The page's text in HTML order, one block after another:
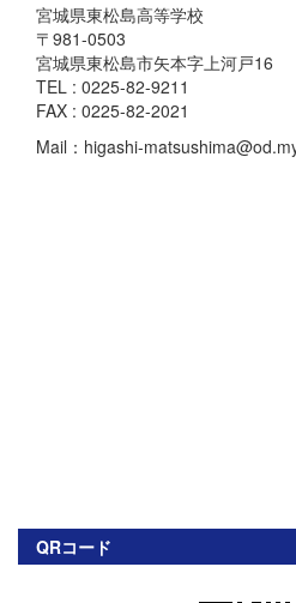
宮城県東松島高等学校
〒981-0503
宮城県東松島市矢本字上河戸16
TEL : 0225-82-9211
FAX : 0225-82-2021
Mail：higashi-
QRコード